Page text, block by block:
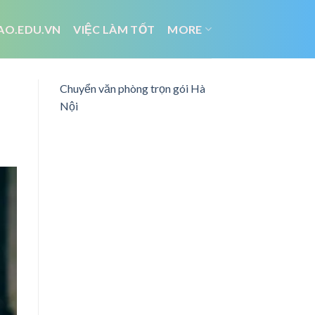
VIỆC LÀM TỐT MORE
Chuyển văn phòng trọn gói Hà
Nội